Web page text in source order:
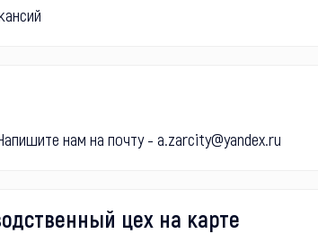
нам на почту - a.zarcity@yandex.ru
цех на карте